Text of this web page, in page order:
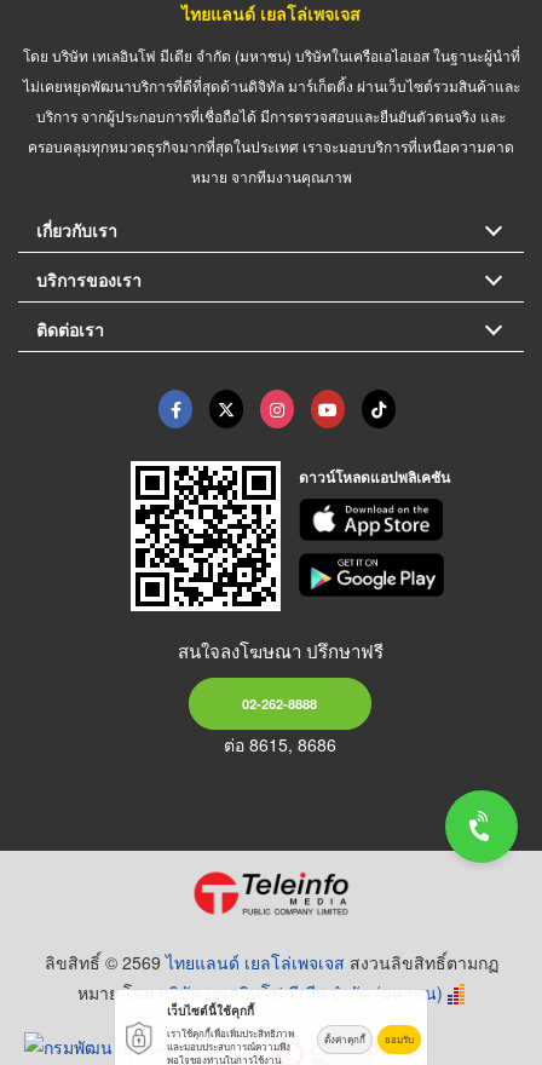
ไทยแลนด์ เยลโล่เพจเจส
โดย บริษัท เทเลอินโฟ มีเดีย จำกัด (มหาชน) บริษัทในเครือเอไอเอส ในฐานะผู้นำที่
ไม่เคยหยุดพัฒนาบริการที่ดีที่สุดด้านดิจิทัล มาร์เก็ตติ้ง ผ่านเว็บไซต์รวมสินค้าและ
บริการ จากผู้ประกอบการที่เชื่อถือได้ มีการตรวจสอบและยืนยันตัวตนจริง และ
ครอบคลุมทุกหมวดธุรกิจมากที่สุดในประเทศ เราจะมอบบริการที่เหนือความคาด
หมาย จากทีมงานคุณภาพ
เกี่ยวกับเรา
บริการของเรา
ติดต่อเรา
ดาวน์โหลดแอปพลิเคชัน
สนใจลงโฆษณา ปรึกษาฟรี
02-262-8888
ต่อ 8615, 8686
ลิขสิทธิ์ © 2569ไทยแลนด์ เยลโล่เพจเจส สงวนลิขสิทธิ์ตามกฏ
หมาย โดยบริษัท เทเลอินโฟ มีเดีย จำกัด (มหาชน)
เว็บไซต์นี้ใช้คุกกี้
เราใช้คุกกี้เพื่อเพิ่มประสิทธิภาพ
และมอบประสบการณ์ความพึง
พอใจของท่านในการใช้งาน
ตั้งค่าคุกกี้ ยอมรับ